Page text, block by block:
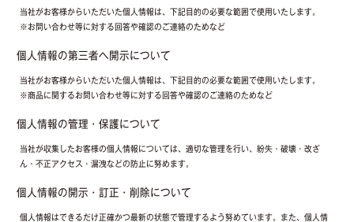
当社がお客様からいただいた個人情報は、下記目的の必要な範囲で使用いたします。
※お問い合わせ等に対する回答や確認のご連絡のためなど
個人情報の第三者へ開示について
当社がお客様からいただいた個人情報は、下記目的の必要な範囲で使用いたします。
※商品に関するお問い合わせ等に対する回答や確認のご連絡のためなど
個人情報の管理・保護について
当社が収集したお客様の個人情報については、適切な管理を行い、紛失・破壊・改ざ
ん・不正アクセス・漏洩などの防止に努めます。
個人情報の開示・訂正・削除について
個人情報はできるだけ正確かつ最新の状態で管理するよう努めています。また、個人情